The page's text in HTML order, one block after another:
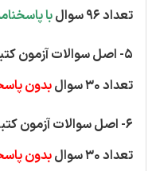
تعداد 96 سوال
با
5- اصل سوالات آزمون
تعداد 30 سوال
بدون
6- اصل سوالات آزمون
تعداد 30 سوال
بدون